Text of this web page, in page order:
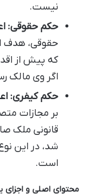
نیست.
حکم حقوقی:
حقوقی، هدف
که پیش از
اگر وی مالک
حکم کیفری:
بر مجازات
قانونی ملک
شد، در این
است.
محتوای اصلی و